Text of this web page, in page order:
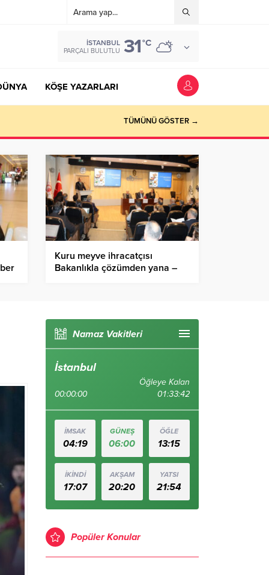
İSTANBUL
PARÇALI BULUTLU 31°C
KÖŞE YAZARLARI
TÜMÜNÜ GÖSTER →
Kuru meyve ihracatçısı
Bakanlıkla çözümden yana –
Namaz Vakitleri
İstanbul
00:00:00
Öğleye Kalan
01:33:41
İMSAK
04:19
GÜNEŞ
06:00
ÖĞLE
13:15
İKİNDİ
17:07
AKŞAM
20:20
YATSI
21:54
Popüler Konular